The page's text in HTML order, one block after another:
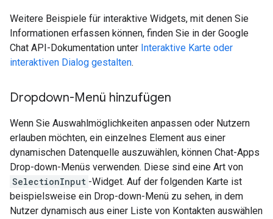
Weitere Beispiele für interaktive Widgets, mit denen Sie
Informationen erfassen können, finden Sie in der Google
Chat API-Dokumentation unter Interaktive Karte oder
interaktiven Dialog gestalten.
Dropdown-Menü hinzufügen
Wenn Sie Auswahlmöglichkeiten anpassen oder Nutzern
erlauben möchten, ein einzelnes Element aus einer
dynamischen Datenquelle auszuwählen, können Chat-Apps
Drop-down-Menüs verwenden. Diese sind eine Art von
SelectionInput -Widget. Auf der folgenden Karte ist
beispielsweise ein Drop-down-Menü zu sehen, in dem
Nutzer dynamisch aus einer Liste von Kontakten auswählen